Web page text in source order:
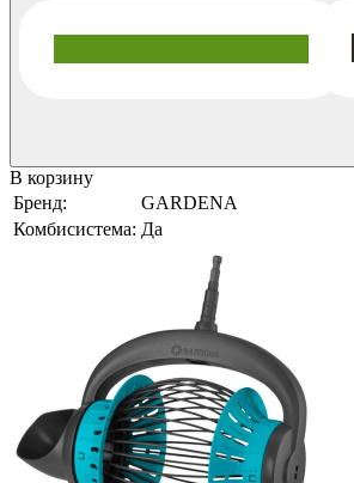
В корзину
Бренд:
GARDENA
Комбисистема: Да